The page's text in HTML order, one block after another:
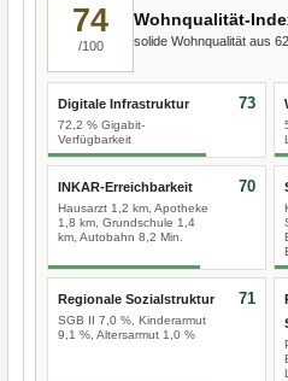
74
/100
Wohnqualität-
solide Wohnqualität aus
Digitale Infrastruktur
72,2 % Gigabit-
Verfügbarkeit
73
INKAR-Erreichbarkeit
Hausarzt 1,2 km, Apotheke
1,8 km, Grundschule 1,4
km, Autobahn 8,2 Min.
70
Regionale Sozialstruktur
SGB II 7,0 %, Kinderarmut
9,1 %, Altersarmut 1,0 %
71